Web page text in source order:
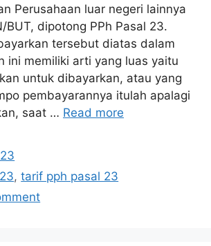
Perusahaan luar negeri lainnya
BUT, dipotong PPh Pasal 23.
tersebut diatas dalam
ini memiliki arti yang luas yaitu
untuk dibayarkan, atau yang
pembayarannya itulah apalagi
saat … Read more
,tarif pph pasal 23